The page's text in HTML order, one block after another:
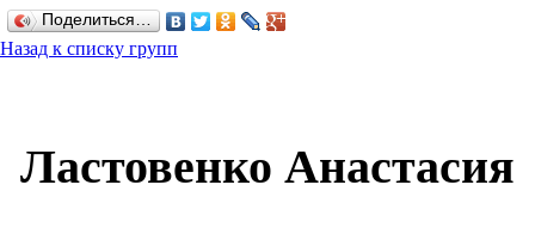
Поделиться…
Назад к списку групп
Ластовенко Анастасия